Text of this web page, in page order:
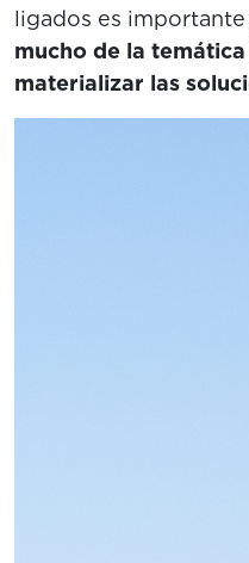
ligados es
mucho de la
materializar las